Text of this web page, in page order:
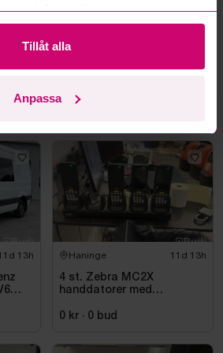
deras tjänster.
Tillåt alla
Anpassa
11d 13h Bromma
13h Haninge 11d 13h
4 st. Zebra MC2X
handdatorer med
0 kr · 0 bud